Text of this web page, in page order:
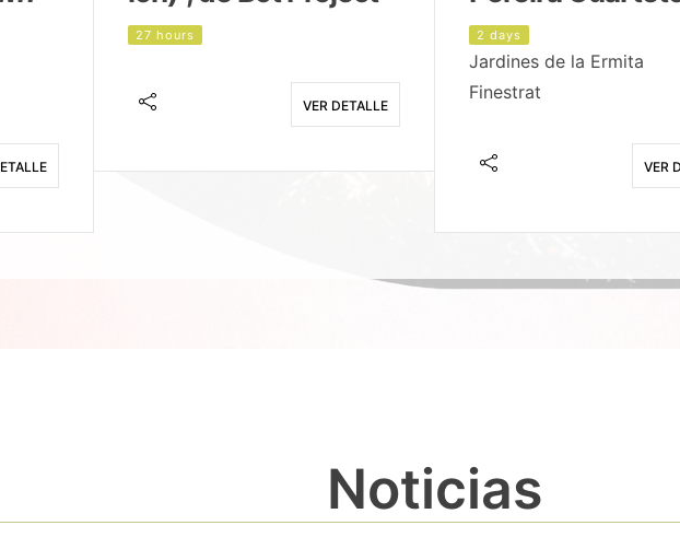
27 hours
VER DETALLE
2 days
Jardines de la Ermita
Finestrat
VER
Noticias